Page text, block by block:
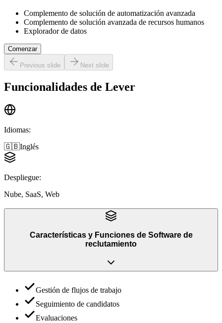
Complemento de solución de automatización avanzada
Complemento de solución avanzada de recursos humanos
Explorador de datos
Comenzar
Previous slide Next slide
Funcionalidades de Lever
Idiomas:
🇬🇧Inglés
Despliegue:
Nube, SaaS, Web
Características y Funciones de Software de
reclutamiento
Gestión de flujos de trabajo
Seguimiento de candidatos
Evaluaciones